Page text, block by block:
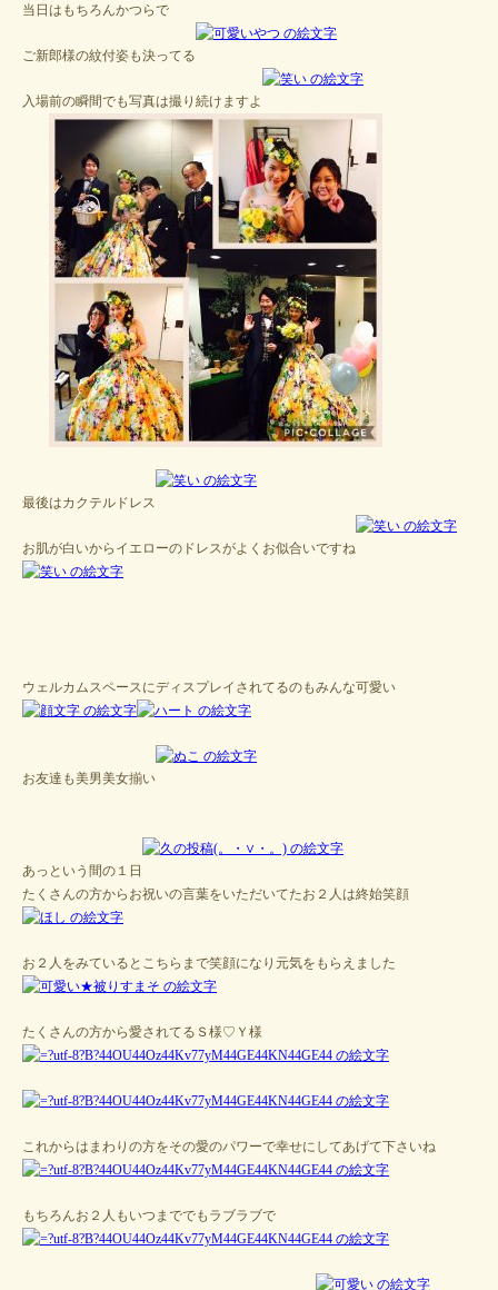
当日はもちろんかつらで
ご新郎様の紋付姿も決ってる
入場前の瞬間でも写真は撮り続けますよ
最後はカクテルドレス
お肌が白いからイエローのドレスがよくお似合いですね
ウェルカムスペースにディスプレイされてるのもみんな可愛い
お友達も美男美女揃い
あっという間の１日
たくさんの方からお祝いの言葉をいただいてたお２人は終始笑顔
お２人をみているとこちらまで笑顔になり元気をもらえました
たくさんの方から愛されてるＳ様♡Ｙ様
これからはまわりの方をその愛のパワーで幸せにしてあげて下さいね
もちろんお２人もいつまででもラブラブで